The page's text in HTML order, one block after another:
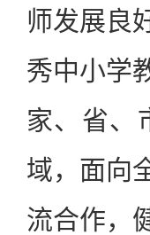
师发展良
秀中小学
家、省、
域，面向
流合作，